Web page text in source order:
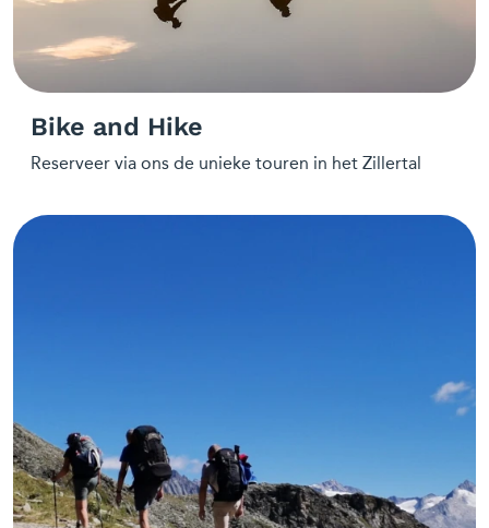
Bike and Hike
Reserveer via ons de unieke touren in het Zillertal